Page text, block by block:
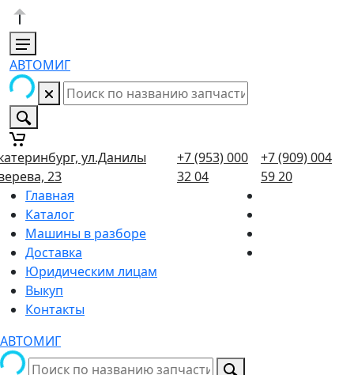
АВТОМИГ
ул.Данилы
23
+7 (953) 000
32 04
+7 (909) 004
59 20
Главная
Каталог
Машины в разборе
Доставка
Юридическим лицам
Выкуп
Контакты
АВТОМИГ